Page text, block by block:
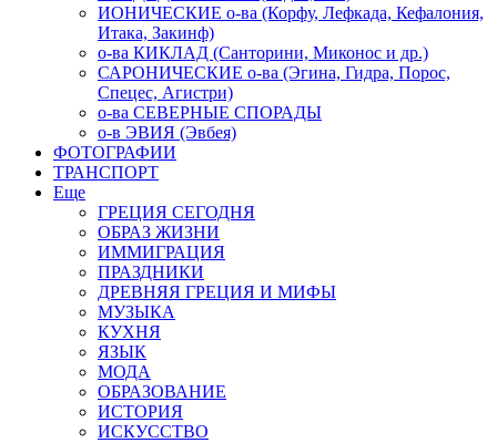
ИОНИЧЕСКИЕ о-ва (Корфу, Лефкада, Кефалония,
Итака, Закинф)
о-ва КИКЛАД (Санторини, Миконос и др.)
САРОНИЧЕСКИЕ о-ва (Эгина, Гидра, Порос,
Спецес, Агистри)
о-ва СЕВЕРНЫЕ СПОРАДЫ
о-в ЭВИЯ (Эвбея)
ФОТОГРАФИИ
ТРАНСПОРТ
Еще
ГРЕЦИЯ СЕГОДНЯ
ОБРАЗ ЖИЗНИ
ИММИГРАЦИЯ
ПРАЗДНИКИ
ДРЕВНЯЯ ГРЕЦИЯ И МИФЫ
МУЗЫКА
КУХНЯ
ЯЗЫК
МОДА
ОБРАЗОВАНИЕ
ИСТОРИЯ
ИСКУССТВО